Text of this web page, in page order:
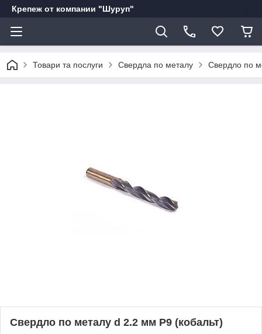
Крепеж от компании "Шуруп"
Товари та послуги Свердла по металу Свердло по
Свердло по металу d 2.2 мм Р9 (кобальт)